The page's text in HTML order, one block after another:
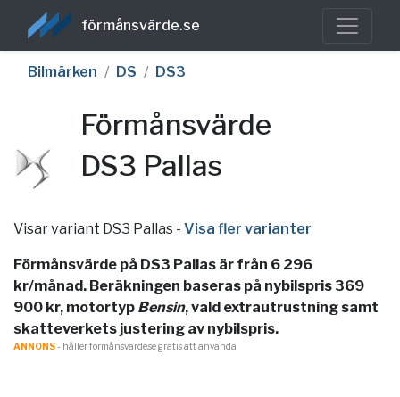
förmånsvärde.se
Bilmärken DS DS3
Förmånsvärde
DS3 Pallas
Visar variant DS3 Pallas - Visa fler varianter
Förmånsvärde på DS3 Pallas är från 6 296
kr/månad. Beräkningen baseras på nybilspris 369
900 kr, motortyp Bensin, vald extrautrustning samt
skatteverkets justering av nybilspris.
ANNONS- håller förmånsvärde.se gratis att använda